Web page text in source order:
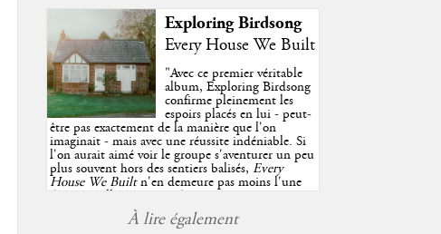
Exploring Birdsong
Every House We Built
"Avec ce premier véritable
album, Exploring Birdsong
confirme pleinement les
espoirs placés en lui - peut-
être pas exactement de la manière que l'on
imaginait - mais avec une réussite indéniable. Si
l'on aurait aimé voir le groupe s'aventurer un peu
plus souvent hors des sentiers balisés,Every
House We Builtn'en demeure pas moins l'une
des très belles surprises de cette année, porté par
plusieurs morceaux qui trouveront sans difficulté
une place de choix dans vos playlists estivales.
À lire également